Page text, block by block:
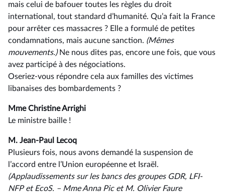
mais celui de bafouer toutes les règles du droit
international, tout standard d’humanité. Qu’a fait la France
pour arrêter ces massacres ? Elle a formulé de petites
condamnations, mais aucune sanction. (Mêmes
mouvements.)Ne nous dites pas, encore une fois, que vous
avez participé à des négociations.
Oseriez-vous répondre cela aux familles des victimes
libanaises des bombardements ?
Mme Christine Arrighi
Le ministre baille !
M. Jean-Paul Lecoq
Plusieurs fois, nous avons demandé la suspension de
l’accord entre l’Union européenne et Israël.
(Applaudissements sur les bancs des groupes GDR, LFI-
NFP et EcoS. –⁠ Mme Anna Pic et M. Olivier Faure